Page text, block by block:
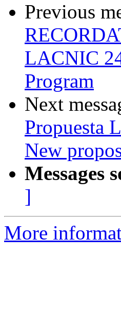
Previous
LACNIC
Program
Next
Propuesta
New
Messages
]
More